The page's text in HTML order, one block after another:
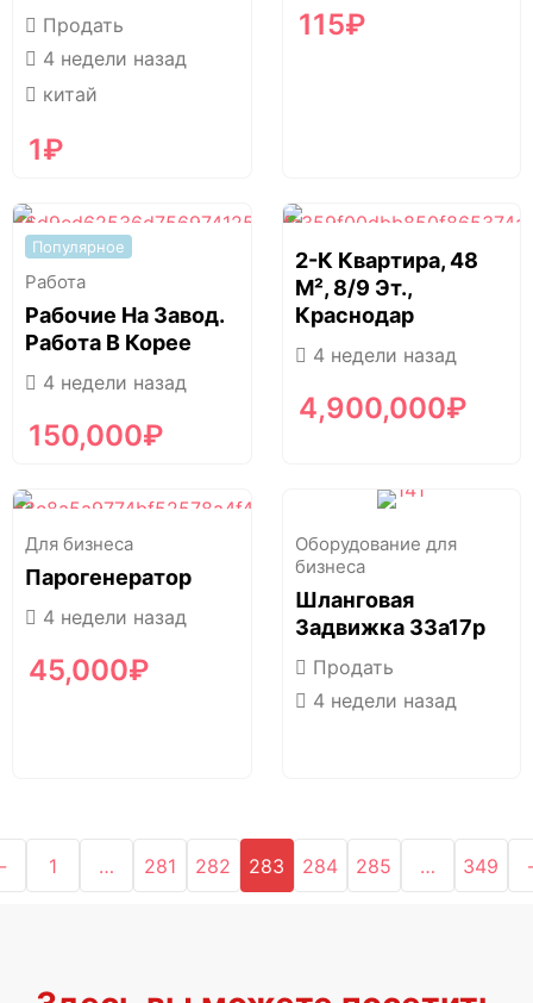
Продать
4 недели назад
китай
1₽
115₽
Популярное
Работа
Рабочие На Завод.
Работа В Корее
4 недели назад
150,000₽
2-К Квартира, 48
М², 8/9 Эт.,
Краснодар
4 недели назад
4,900,000₽
Для бизнеса
Парогенератор
4 недели назад
45,000₽
Оборудование для
бизнеса
Шланговая
Задвижка 33а17р
Продать
4 недели назад
1 … 281 282 283 284 285 … 349